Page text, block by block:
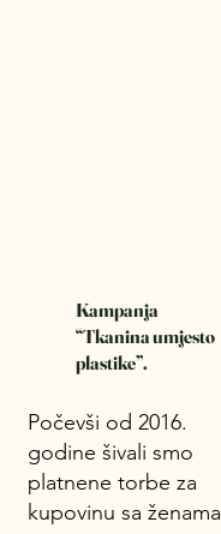
Počevši od 2016.
godine šivali smo
platnene torbe za
kupovinu sa ženama
Kampanja
“Tkanina umjesto
plastike”.